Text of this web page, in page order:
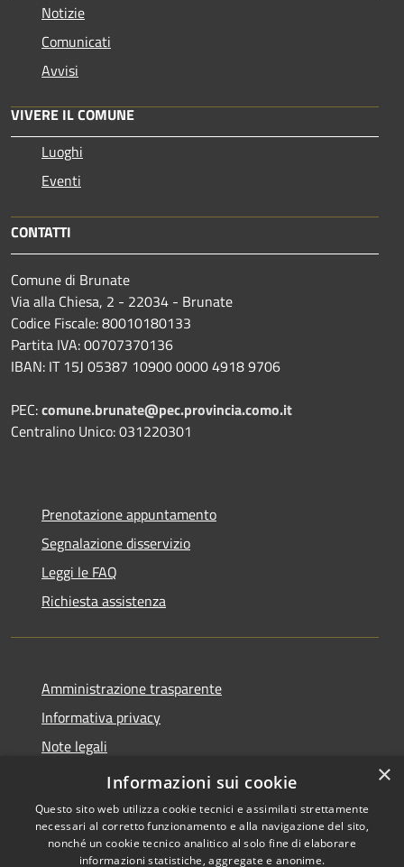
Notizie
Comunicati
Avvisi
VIVERE IL COMUNE
Luoghi
Eventi
CONTATTI
Comune di Brunate
Via alla Chiesa, 2 - 22034 - Brunate
Codice Fiscale: 80010180133
Partita IVA: 00707370136
IBAN: IT 15J 05387 10900 0000 4918 9706
PEC:comune.brunate@pec.provincia.como.it
Centralino Unico: 031220301
Prenotazione appuntamento
Segnalazione disservizio
Leggi le FAQ
Richiesta assistenza
Amministrazione trasparente
Informativa privacy
Note legali
Dichiarazione di accessibilità
×
Informazioni sui cookie
Questo sito web utilizza cookie tecnici e assimilati strettamente
necessari al corretto funzionamento e alla navigazione del sito,
nonché un cookie tecnico analitico al solo fine di elaborare
informazioni statistiche, aggregate e anonime.